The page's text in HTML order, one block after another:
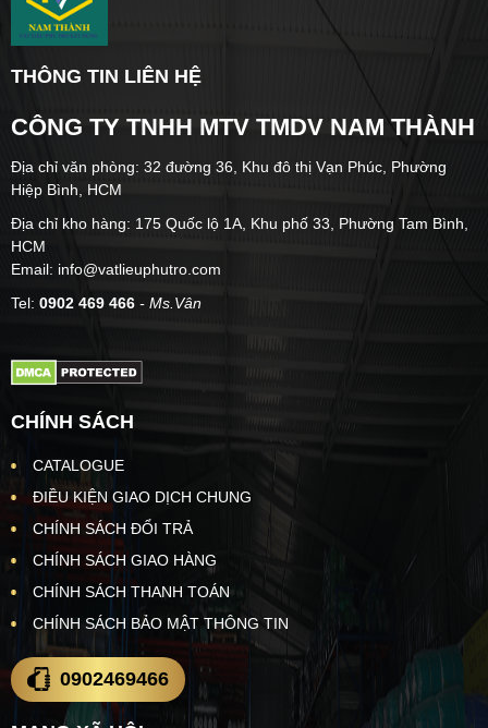
THÔNG TIN LIÊN HỆ
CÔNG TY TNHH MTV TMDV NAM THÀNH
Địa chỉ văn phòng: 32 đường 36, Khu đô thị Vạn Phúc, Phường
Hiệp Bình, HCM
Địa chỉ kho hàng: 175 Quốc lộ 1A, Khu phố 33, Phường Tam Bình,
HCM
Email: info@vatlieuphutro.com
Tel: 0902 469 466 - Ms.Vân
CHÍNH SÁCH
CATALOGUE
ĐIỀU KIỆN GIAO DỊCH CHUNG
CHÍNH SÁCH ĐỔI TRẢ
CHÍNH SÁCH GIAO HÀNG
CHÍNH SÁCH THANH TOÁN
CHÍNH SÁCH BẢO MẬT THÔNG TIN
0902469466